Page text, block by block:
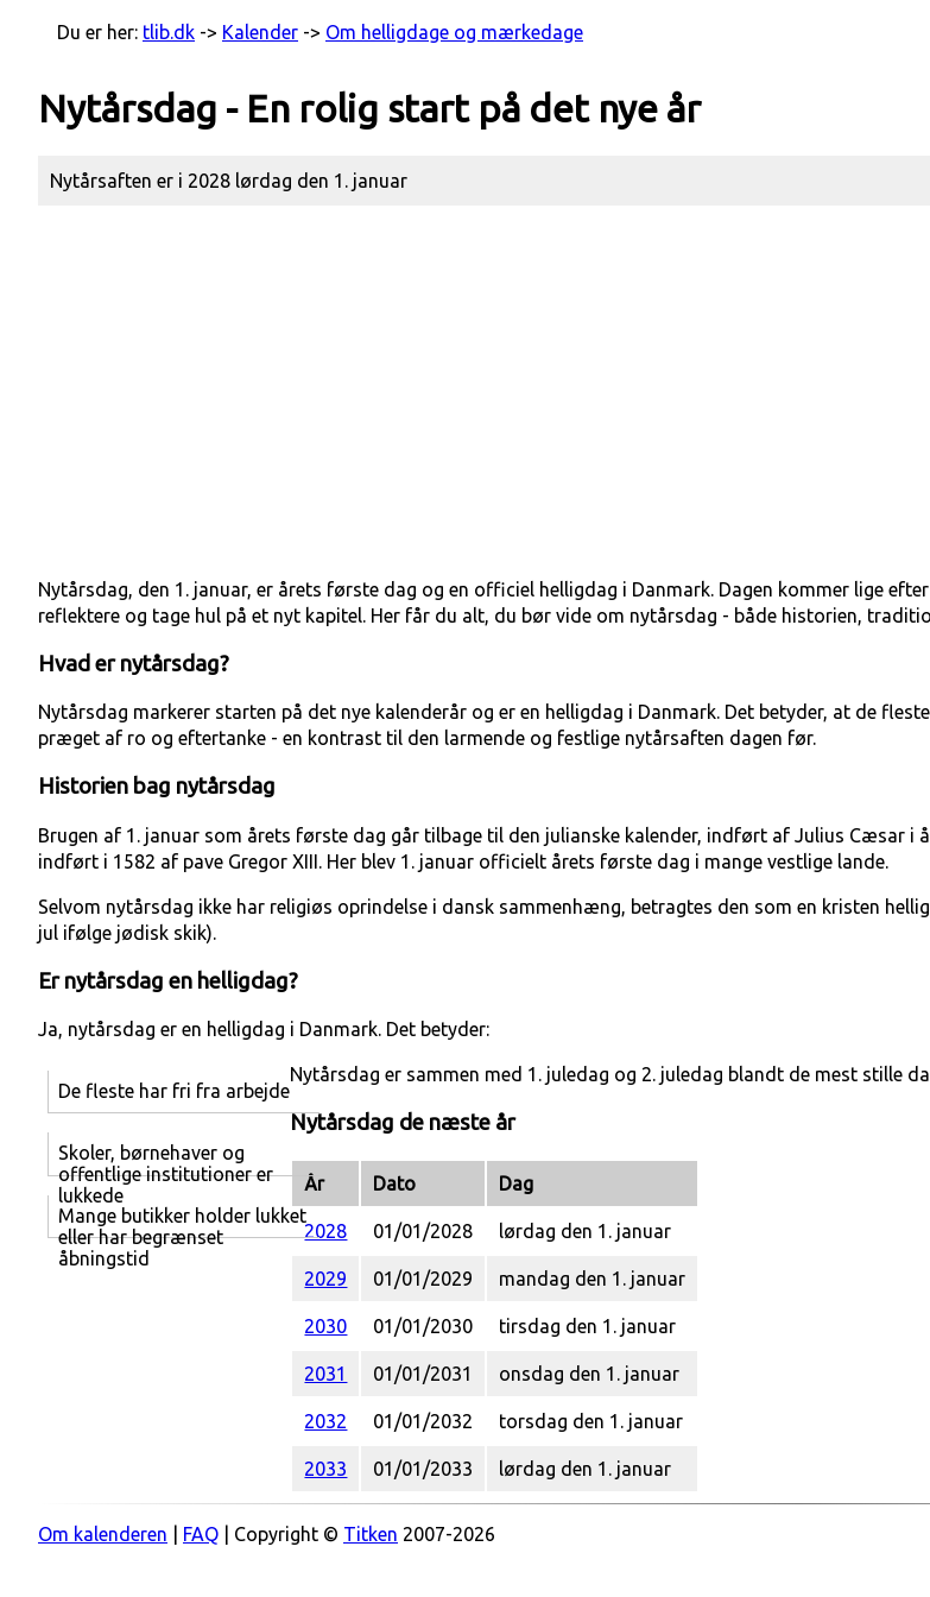
Du er her: tlib.dk -> Kalender -> Om helligdage og mærkedage
Nytårsdag - En rolig start på det nye år
Nytårsaften er i 2028 lørdag den 1. januar
Nytårsdag, den 1. januar, er årets første dag og en officiel helligdag i Danmark. Dagen kommer lige
reflektere og tage hul på et nyt kapitel. Her får du alt, du bør vide om nytårsdag - både historien,
Hvad er nytårsdag?
Nytårsdag markerer starten på det nye kalenderår og er en helligdag i Danmark. Det betyder, at de
præget af ro og eftertanke - en kontrast til den larmende og festlige nytårsaften dagen før.
Historien bag nytårsdag
Brugen af 1. januar som årets første dag går tilbage til den julianske kalender, indført af Julius Cæsar i
indført i 1582 af pave Gregor XIII. Her blev 1. januar officielt årets første dag i mange vestlige lande.
Selvom nytårsdag ikke har religiøs oprindelse i dansk sammenhæng, betragtes den som en kristen
jul ifølge jødisk skik).
Er nytårsdag en helligdag?
Ja, nytårsdag er en helligdag i Danmark. Det betyder:
De fleste har fri fra arbejde
Skoler, børnehaver og
offentlige institutioner er
lukkede
Mange butikker holder lukket
eller har begrænset
åbningstid
Nytårsdag er sammen med 1. juledag og 2. juledag blandt de mest stille
Nytårsdag de næste år
År Dato Dag
2028 01/01/2028 lørdag den 1. januar
2029 01/01/2029 mandag den 1. januar
2030 01/01/2030 tirsdag den 1. januar
2031 01/01/2031 onsdag den 1. januar
2032 01/01/2032 torsdag den 1. januar
2033 01/01/2033 lørdag den 1. januar
Om kalenderen FAQ | Copyright © Titken 2007-2026